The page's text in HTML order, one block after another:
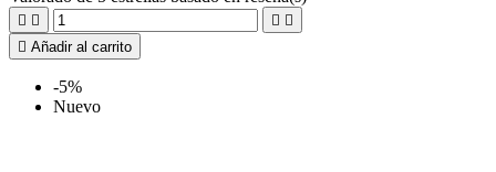
   
 Añadir al carrito
-5%
Nuevo